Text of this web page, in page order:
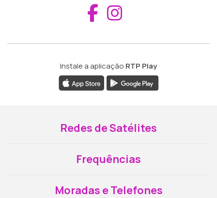
Aceder ao
Instale a aplicação RTP Play
Redes de Satélites
Frequências
Moradas e Telefones